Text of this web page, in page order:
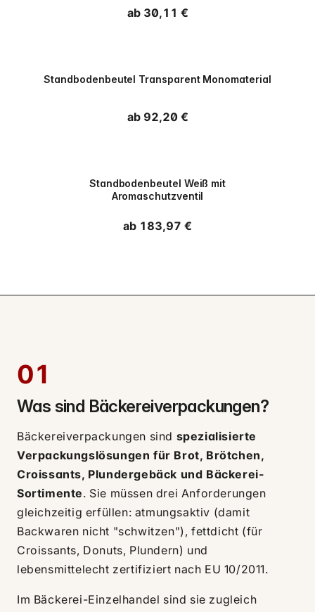
Normaler Preis
ab 30,11 €
Standbodenbeutel Transparent Monomaterial
Normaler Preis
ab 92,20 €
Standbodenbeutel Weiß mit
Aromaschutzventil
Normaler Preis
ab 183,97 €
01
Was sind Bäckereiverpackungen?
Bäckereiverpackungen sind spezialisierte
Verpackungslösungen für Brot, Brötchen,
Croissants, Plundergebäck und Bäckerei-
Sortimente. Sie müssen drei Anforderungen
gleichzeitig erfüllen: atmungsaktiv (damit
Backwaren nicht "schwitzen"), fettdicht (für
Croissants, Donuts, Plundern) und
lebensmittelecht zertifiziert nach EU 10/2011.
Im Bäckerei-Einzelhandel sind sie zugleich